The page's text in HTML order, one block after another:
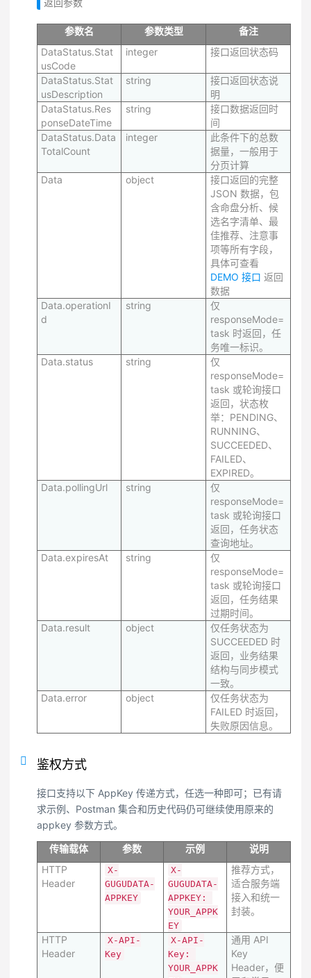
返回参数
参数名 参数类型
备注
DataStatus.Stat
usCode
integer 接口返回状态码
DataStatus.Stat
usDescription
string
接口返回状态说
明
DataStatus.Res
ponseDateTime
string
接口数据返回时
间
DataStatus.Data
TotalCount
integer
此条件下的总数
据量，一般用于
分页计算
Data
object
接口返回的完整
JSON 数据，包
含命盘分析、候
选名字清单、最
佳推荐、注意事
项等所有字段，
具体可查看
DEMO 接口 返回
数据
Data.operationI
d
string
仅
responseMode=
task 时返回，任
务唯一标识。
Data.status
string
仅
responseMode=
task 或轮询接口
返回，状态枚
举：PENDING、
RUNNING、
SUCCEEDED、
FAILED、
EXPIRED。
Data.pollingUrl
string
仅
responseMode=
task 或轮询接口
返回，任务状态
查询地址。
Data.expiresAt
string
仅
responseMode=
task 或轮询接口
返回，任务结果
过期时间。
Data.result
object
仅任务状态为
SUCCEEDED 时
返回，业务结果
结构与同步模式
一致。
Data.error
object
仅任务状态为
FAILED 时返回，
失败原因信息。
鉴权方式
接口支持以下 AppKey 传递方式，任选一种即可；已有请
求示例、Postman 集合和历史代码仍可继续使用原来的
appkey 参数方式。
传输载体
参数 示例
说明
HTTP
Header
X-
GUGUDATA-
APPKEY
X-
GUGUDATA-
APPKEY:
YOUR_APPK
EY
推荐方式，
适合服务端
接入和统一
封装。
HTTP
Header
X-API-
Key
X-API-
Key:
YOUR_APPK
通用 API
Key
Header，便